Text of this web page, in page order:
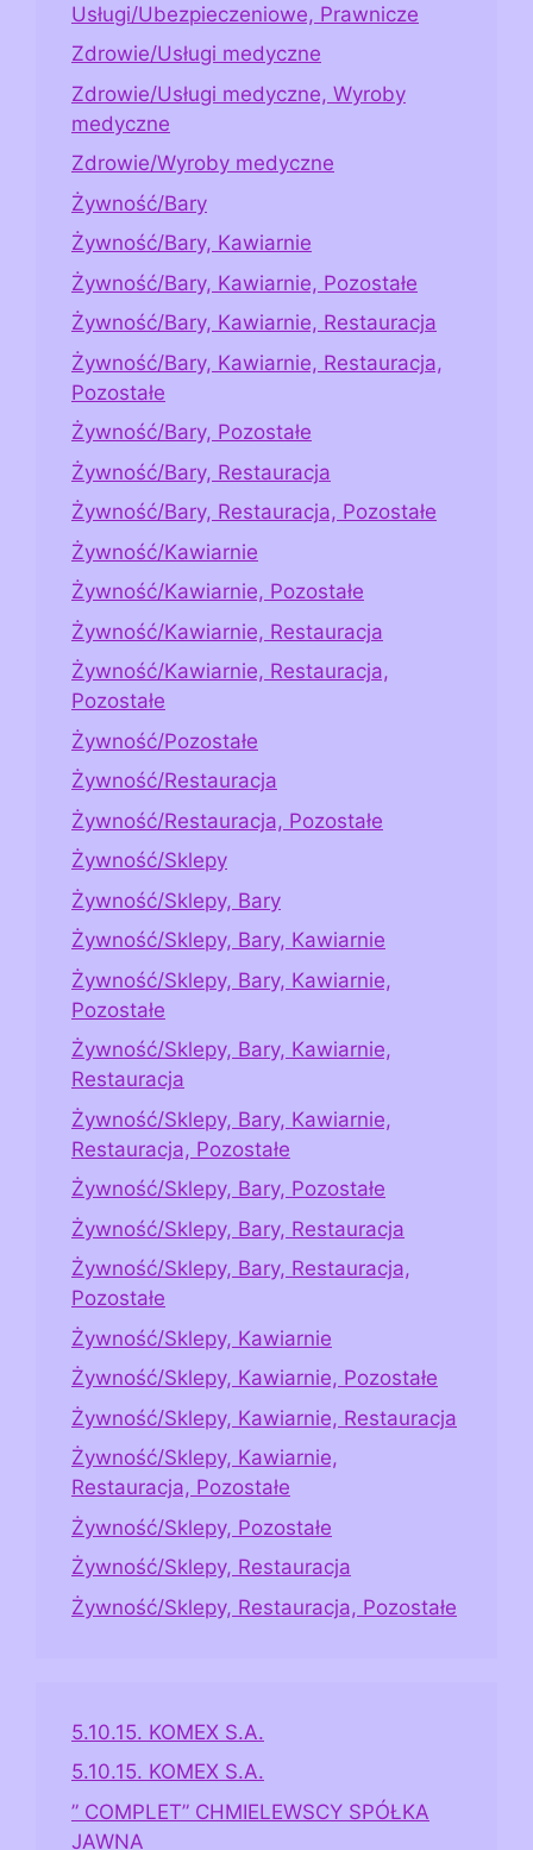
Usługi/Ubezpieczeniowe, Prawnicze
Zdrowie/Usługi medyczne
Zdrowie/Usługi medyczne, Wyroby
medyczne
Zdrowie/Wyroby medyczne
Żywność/Bary
Żywność/Bary, Kawiarnie
Żywność/Bary, Kawiarnie, Pozostałe
Żywność/Bary, Kawiarnie, Restauracja
Żywność/Bary, Kawiarnie, Restauracja,
Pozostałe
Żywność/Bary, Pozostałe
Żywność/Bary, Restauracja
Żywność/Bary, Restauracja, Pozostałe
Żywność/Kawiarnie
Żywność/Kawiarnie, Pozostałe
Żywność/Kawiarnie, Restauracja
Żywność/Kawiarnie, Restauracja,
Pozostałe
Żywność/Pozostałe
Żywność/Restauracja
Żywność/Restauracja, Pozostałe
Żywność/Sklepy
Żywność/Sklepy, Bary
Żywność/Sklepy, Bary, Kawiarnie
Żywność/Sklepy, Bary, Kawiarnie,
Pozostałe
Żywność/Sklepy, Bary, Kawiarnie,
Restauracja
Żywność/Sklepy, Bary, Kawiarnie,
Restauracja, Pozostałe
Żywność/Sklepy, Bary, Pozostałe
Żywność/Sklepy, Bary, Restauracja
Żywność/Sklepy, Bary, Restauracja,
Pozostałe
Żywność/Sklepy, Kawiarnie
Żywność/Sklepy, Kawiarnie, Pozostałe
Żywność/Sklepy, Kawiarnie, Restauracja
Żywność/Sklepy, Kawiarnie,
Restauracja, Pozostałe
Żywność/Sklepy, Pozostałe
Żywność/Sklepy, Restauracja
Żywność/Sklepy, Restauracja, Pozostałe
5.10.15. KOMEX S.A.
5.10.15. KOMEX S.A.
” COMPLET” CHMIELEWSCY SPÓŁKA
JAWNA